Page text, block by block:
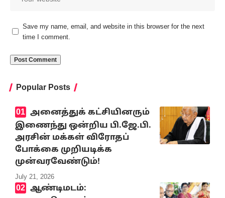
Save my name, email, and website in this browser for the next
time I comment.
Popular Posts
அனைத்துக் கட்சியினரும்
இணைந்து ஒன்றிய பி.ஜே.பி.
அரசின் மக்கள் விரோதப்
போக்கை முறியடிக்க
முன்வரவேண்டும்!
July 21, 2026
ஆண்டிமடம்: